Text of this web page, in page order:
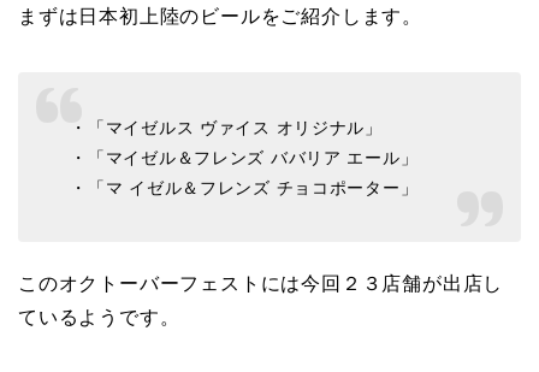
まずは日本初上陸のビールをご紹介します。
・「マイゼルス ヴァイス オリジナル」
・「マイゼル＆フレンズ ババリア エール」
・「マ イゼル＆フレンズ チョコポーター」
このオクトーバーフェストには今回２３店舗が出店し
ているようです。